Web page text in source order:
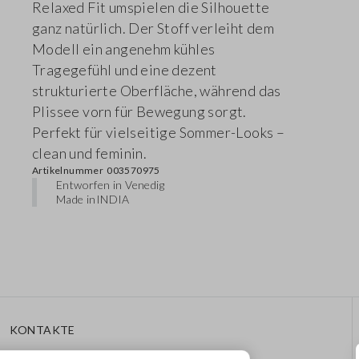
Relaxed Fit umspielen die Silhouette
ganz natürlich. Der Stoff verleiht dem
Modell ein angenehm kühles
Tragegefühl und eine dezent
strukturierte Oberfläche, während das
Plissee vorn für Bewegung sorgt.
Perfekt für vielseitige Sommer-Looks –
clean und feminin.
Artikelnummer 003570975
Entworfen in Venedig
Made in INDIA
KONTAKTE
Rufen Sie Uns An: 041